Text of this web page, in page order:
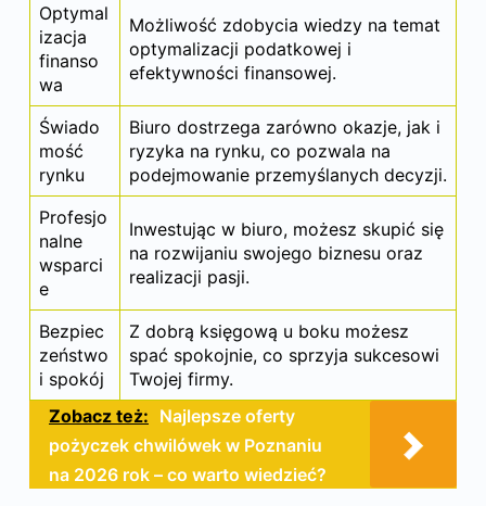
Optymal
izacja
finanso
wa
Możliwość zdobycia wiedzy na temat
optymalizacji podatkowej i
efektywności finansowej.
Świado
mość
rynku
Biuro dostrzega zarówno okazje, jak i
ryzyka na rynku, co pozwala na
podejmowanie przemyślanych decyzji.
Profesjo
nalne
wsparci
e
Inwestując w biuro, możesz skupić się
na rozwijaniu swojego biznesu oraz
realizacji pasji.
Bezpiec
zeństwo
i spokój
Z dobrą księgową u boku możesz
spać spokojnie, co sprzyja sukcesowi
Twojej firmy.
Zobacz też: Najlepsze oferty
pożyczek chwilówek w Poznaniu
na 2026 rok – co warto wiedzieć?